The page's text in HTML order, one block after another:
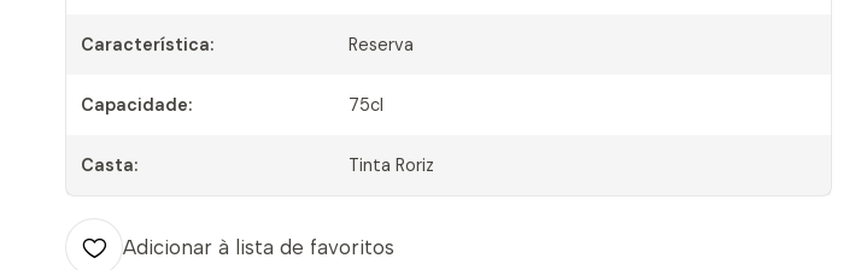
Característica: Reserva
Capacidade: 75cl
Casta: Tinta Roriz
Adicionar à lista de favoritos